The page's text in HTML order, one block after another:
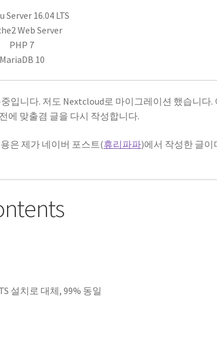
Server 16.04 LTS
Web Server
PHP 7
MariaDB 10
입니다. 저도 Nextcloud로 마이그레이션 했습니다.
에 맞출겸 글을 다시 작성합니다.
은 제가 네이버 포스트(휴리파파)에서 작성한 글이
설치로 대체, 99% 동일